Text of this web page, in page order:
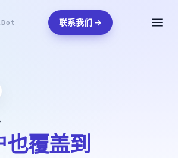
联系我们 →
也覆盖到